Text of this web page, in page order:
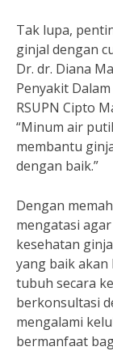
Tak lupa,
ginjal dengan
Dr. dr. Diana
Penyakit
RSUPN Cipto
“Minum air
membantu
dengan baik.”
Dengan
mengatasi
kesehatan
yang baik
tubuh secara
berkonsultasi
mengalami
bermanfaat